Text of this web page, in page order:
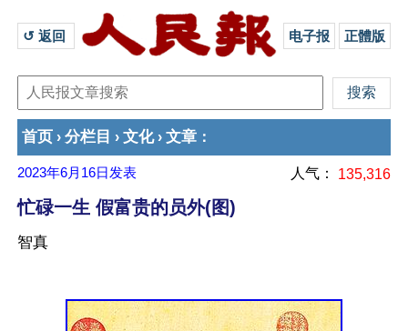
↺ 返回 电子报 正體版
首页 › 分栏目 › 文化› 文章 ：
2023年6月16日 发表 人气： 135,316
忙碌一生 假富贵的员外(图)
智真